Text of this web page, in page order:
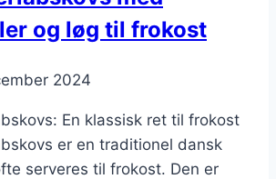
og løg til frokost
2024
En klassisk ret til frokost
er en traditionel dansk
serveres til frokost. Den er